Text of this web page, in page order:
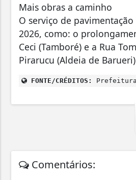
Mais obras a caminho
O serviço de
2026, como: o
Ceci (Tamboré) e a Rua
Pirarucu (Aldeia de
FONTE/CRÉDITOS:
Comentários: